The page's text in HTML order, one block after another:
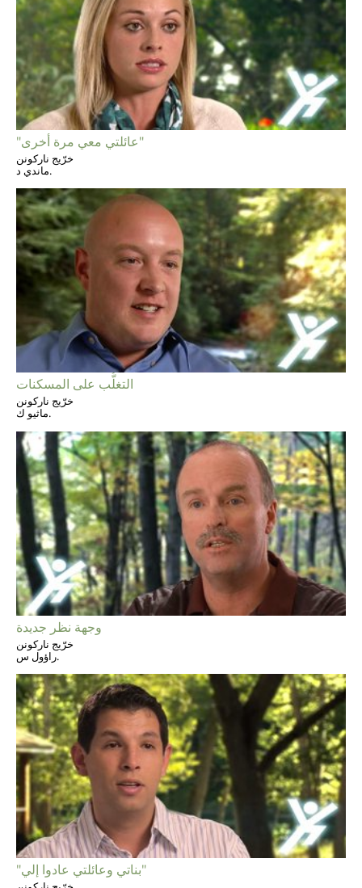
"عائلتي معي مرة أخرى"
خرّيج ناركونن
ماندي د.
التغلُّب على المسكنات
خرّيج ناركونن
ماثيو ك.
وجهة نظر جديدة
خرّيج ناركونن
راؤول س.
"بناتي وعائلتي عادوا إلي"